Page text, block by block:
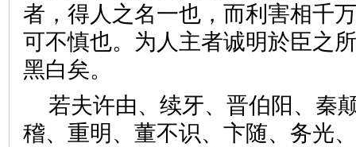
者，得人之名一也，而利害相千
可不慎也。为人主者诚明於臣之
黑白矣。
若夫许由、续牙、晋伯阳、秦
稽、重明、董不识、卞随、务光